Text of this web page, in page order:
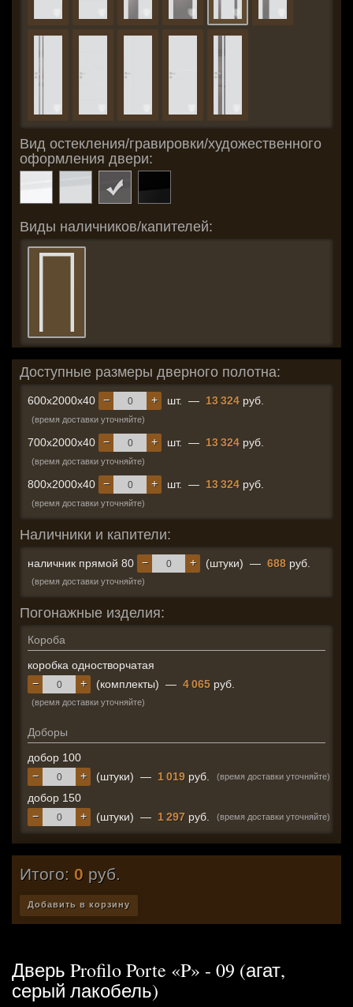
Вид остекления/гравировки/художественного
оформления двери:
Виды наличников/капителей:
Доступные размеры дверного полотна:
600x2000x40 +
− шт. — 13 324 руб.
(время доставки уточняйте)
700x2000x40 +
− шт. — 13 324 руб.
(время доставки уточняйте)
800x2000x40 +
− шт. — 13 324 руб.
(время доставки уточняйте)
Наличники и капители:
наличник прямой 80 +
− (штуки) — 688 руб.
(время доставки уточняйте)
Погонажные изделия:
Короба
коробка одностворчатая
+
− (комплекты) — 4 065 руб.
(время доставки уточняйте)
Доборы
добор 100
+
− (штуки) — 1 019 руб. (время доставки уточняйте)
добор 150
+
− (штуки) — 1 297 руб. (время доставки уточняйте)
Итого: 0 руб.
Добавить в корзину
Дверь Profilo Porte «P» - 09 (агат,
серый лакобель)